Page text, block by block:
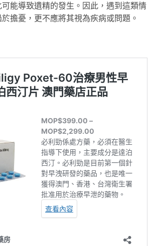
能導致遺精的發生。因此，遇到這類情
擔憂，更不應將其視為疾病或問題。